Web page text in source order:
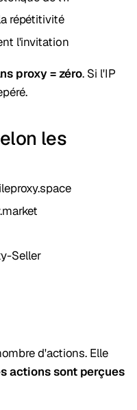
répétitivité
l'invitation
proxy = zéro. Si l'IP
les
Seller
d'actions. Elle
actions sont perçues